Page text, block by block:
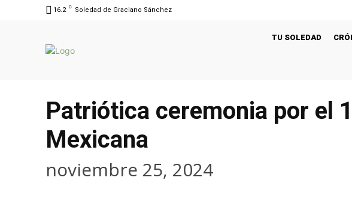
16.2 C Soledad de Graciano Sánchez
TU SOLEDAD
Patriótica ceremonia por el
Mexicana
noviembre 25, 2024